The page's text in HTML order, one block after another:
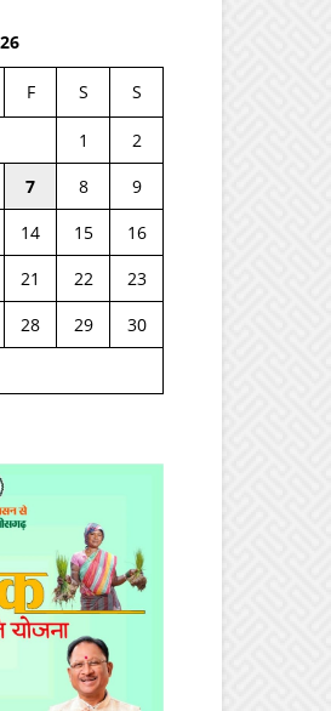
F S S
1
2
7 8
9
14 15
16
21 22
23
28 29
30